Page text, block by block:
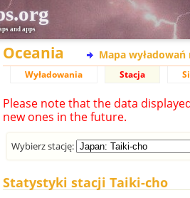
and apps
Oceania Mapa wyładowań
Wyładowania Stacja
Please note that the data
new ones in the future.
Wybierz stację:
Statystyki stacji Taiki-cho